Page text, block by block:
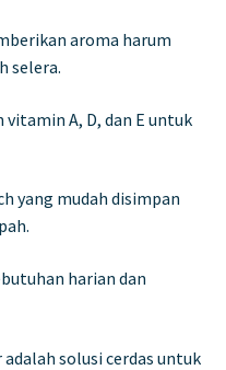
aroma harum
selera.
vitamin A, D, dan E untuk
yang mudah disimpan
harian dan
adalah solusi cerdas untuk